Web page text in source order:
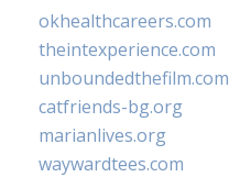
okhealthcareers.com
theintexperience.com
unboundedthefilm.com
catfriends-bg.org
marianlives.org
waywardtees.com